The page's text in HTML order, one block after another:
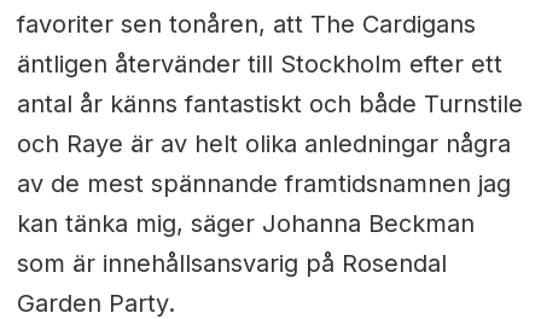
favoriter sen tonåren, att The Cardigans
äntligen återvänder till Stockholm efter ett
antal år känns fantastiskt och både Turnstile
och Raye är av helt olika anledningar några
av de mest spännande framtidsnamnen jag
kan tänka mig, säger Johanna Beckman
som är innehållsansvarig på Rosendal
Garden Party.